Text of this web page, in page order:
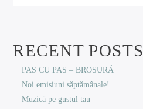
RECENT POSTS
PAS CU PAS – BROSURĂ
Noi emisiuni săptămânale!
Muzică pe gustul tau